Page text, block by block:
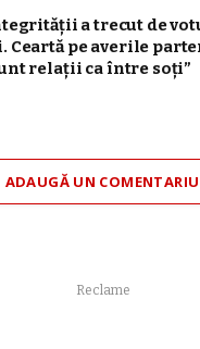
a trecut de
Ceartă pe averile
relații ca între soți”
ADAUGĂ UN COMENTARIU
Reclame